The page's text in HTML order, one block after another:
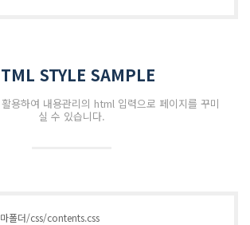
STYLE SAMPLE
용하여 내용관리의 html 입력으로 페이지를 꾸미
실 수 있습니다.
폴더/css/contents.css